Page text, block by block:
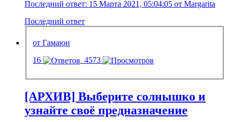
Последний ответ: 15 Марта 2021, 05:04:05 от Margarita
Последний ответ
от Гамаюн
16
4573
[АРХИВ] Выберите солнышко и
узнайте своё предназначение